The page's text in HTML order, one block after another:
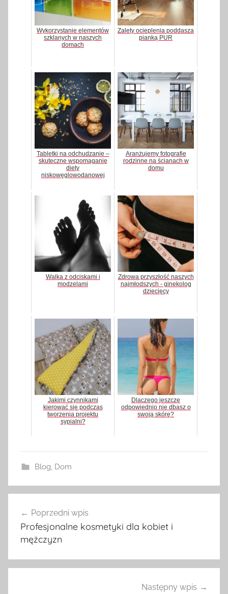
Wykorzystanie elementów
szklanych w naszych
domach
Zalety ocieplenia poddasza
pianką PUR
Tabletki na odchudzanie –
skuteczne wspomaganie
diety
niskowęglowodanowej
Aranżujemy fotografie
rodzinne na ścianach w
domu
Walka z odciskami i
modzelami
Zdrowa przyszłość naszych
najmłodszych - ginekolog
dziecięcy
Jakimi czynnikami
kierować się podczas
tworzenia projektu
sypialni?
Dlaczego jeszcze
odpowiednio nie dbasz o
swoją skórę?
Blog, Dom
Nawigacja
wpisu
Poprzedni wpis
Profesjonalne kosmetyki dla kobiet i
mężczyzn
Następny wpis